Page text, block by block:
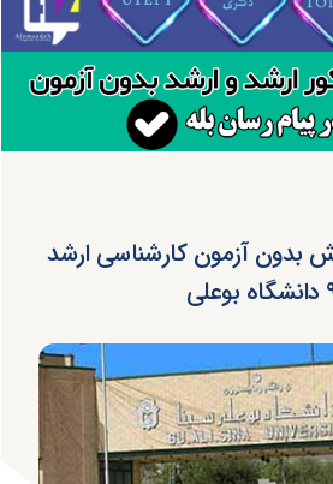
بدون آزمون کارشناسی ارشد